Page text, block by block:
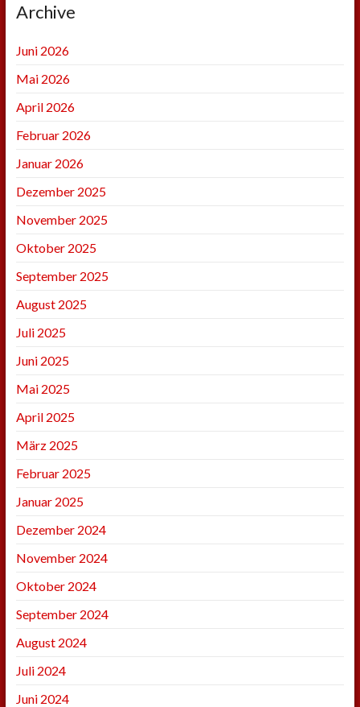
Archive
Juni 2026
Mai 2026
April 2026
Februar 2026
Januar 2026
Dezember 2025
November 2025
Oktober 2025
September 2025
August 2025
Juli 2025
Juni 2025
Mai 2025
April 2025
März 2025
Februar 2025
Januar 2025
Dezember 2024
November 2024
Oktober 2024
September 2024
August 2024
Juli 2024
Juni 2024